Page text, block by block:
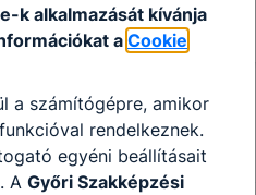
k alkalmazását kívánja
a Cookie
a számítógépre, amikor
rendelkeznek.
egyéni beállításait
A Győri Szakképzési